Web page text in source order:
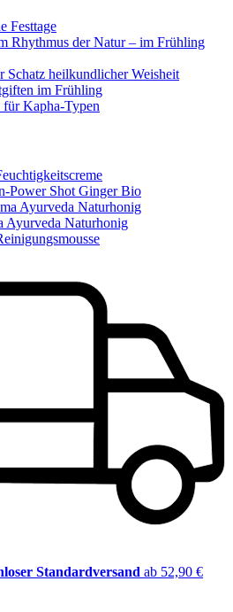
Festtage
Rhythmus der Natur – im Frühling
Schatz heilkundlicher Weisheit
im Frühling
Kapha-Typen
Power Shot Ginger Bio
Ayurveda Naturhonig
Ayurveda Naturhonig
Standardversand ab 52,90 €